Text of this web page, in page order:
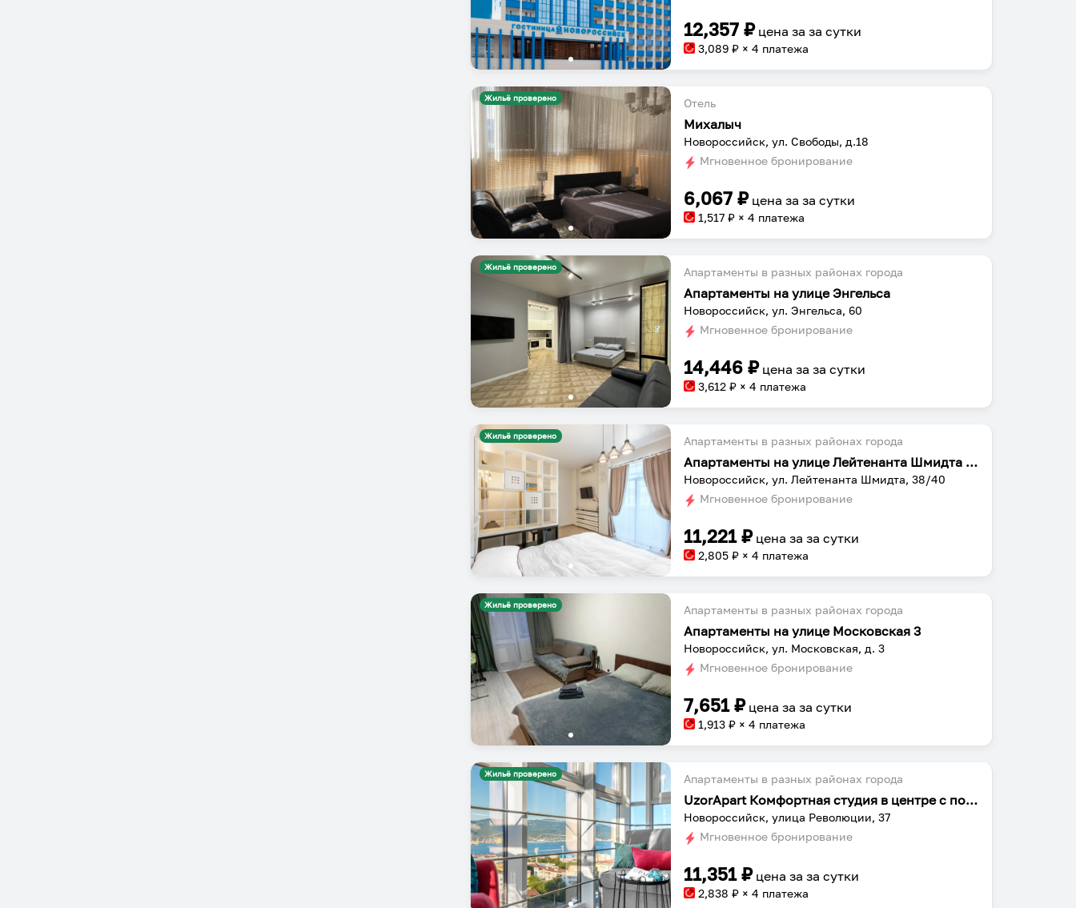
12,357 ₽ цена заза сутки
3,089 ₽ × 4 платежа
Жильё проверено Отель
Михалыч
Новороссийск, ул. Свободы, д.18
Мгновенное бронирование
6,067 ₽ цена заза сутки
1,517 ₽ × 4 платежа
Жильё проверено Апартаменты в разных районах города
Апартаменты на улице Энгельса
Новороссийск, ул. Энгельса, 60
Мгновенное бронирование
14,446 ₽ цена заза сутки
3,612 ₽ × 4 платежа
Жильё проверено Апартаменты в разных районах города
Апартаменты на улице Лейтенанта Шмидта 38/40
Новороссийск, ул. Лейтенанта Шмидта, 38/40
Мгновенное бронирование
11,221₽ цена заза сутки
2,805 ₽ × 4 платежа
Жильё проверено Апартаменты в разных районах города
Апартаменты на улице Московская 3
Новороссийск, ул. Московская, д. 3
Мгновенное бронирование
7,651₽ цена заза сутки
1,913 ₽ × 4 платежа
Жильё проверено Апартаменты в разных районах города
UzorApart Комфортная студия в центре с потрясающим видом на море
Новороссийск, улица Революции, 37
Мгновенное бронирование
11,351₽ цена заза сутки
2,838 ₽ × 4 платежа